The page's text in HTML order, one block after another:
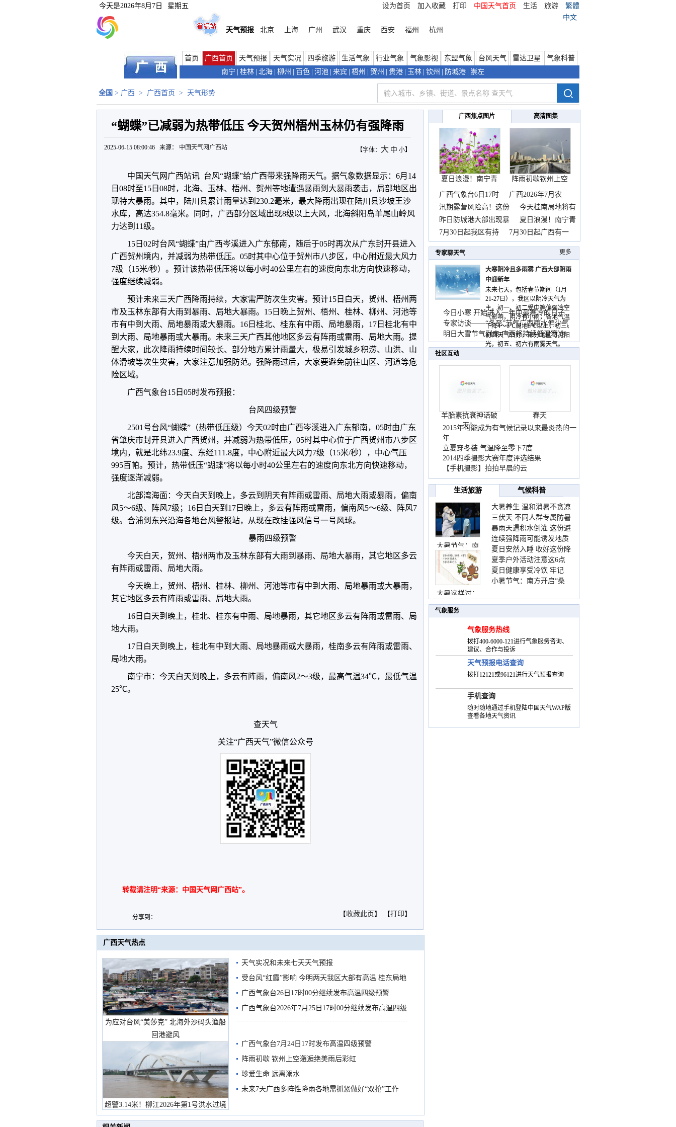
今天是2026年8月7日 星期五 设为首页 加入收藏 打印 中国天气首页 生活 旅游
繁體
中文
天气预报
北京 上海 广州 武汉 重庆 西安 福州 杭州
首页 广西首页 天气预报 天气实况 四季旅游 生活气象 行业气象 气象影视 东盟气象 台风天气 雷达卫星
气象科普
南宁
桂林 北海 柳州 百色 河池 来宾 梧州 贺州 贵港 玉林 钦州 防城港 崇左
全国 > 广西 > 广西首页 > 天气形势
“蝴蝶”已减弱为热带低压 今天贺州梧州玉林仍有强降雨
【字体： 大 中 小】
2025-06-15 08:00:46 来源： 中国天气网广西站
中国天气网广西站讯 台风“蝴蝶”给广西带来强降雨天气。据气象数据显示：6月14
日08时至15日08时，北海、玉林、梧州、贺州等地遭遇暴雨到大暴雨袭击，局部地区出
现特大暴雨。其中，陆川县累计雨量达到230.2毫米，最大降雨出现在陆川县沙坡王沙
水库，高达354.8毫米。同时，广西部分区域出现8级以上大风，北海斜阳岛羊尾山岭风
力达到11级。
15日02时台风“蝴蝶”由广西岑溪进入广东郁南，随后于05时再次从广东封开县进入
广西贺州境内，并减弱为热带低压。05时其中心位于贺州市八步区，中心附近最大风力
7级（15米/秒）。预计该热带低压将以每小时40公里左右的速度向东北方向快速移动，
强度继续减弱。
预计未来三天广西降雨持续，大家需严防次生灾害。预计15日白天，贺州、梧州两
市及玉林东部有大雨到暴雨、局地大暴雨。15日晚上贺州、梧州、桂林、柳州、河池等
市有中到大雨、局地暴雨或大暴雨。16日桂北、桂东有中雨、局地暴雨，17日桂北有中
到大雨、局地暴雨或大暴雨。未来三天广西其他地区多云有阵雨或雷雨、局地大雨。提
醒大家，此次降雨持续时间较长、部分地方累计雨量大，极易引发城乡积涝、山洪、山
体滑坡等次生灾害，大家注意加强防范。强降雨过后，大家要避免前往山区、河道等危
险区域。
广西气象台15日05时发布预报：
台风四级预警
2501号台风“蝴蝶”（热带低压级）今天02时由广西岑溪进入广东郁南，05时由广东
省肇庆市封开县进入广西贺州，并减弱为热带低压，05时其中心位于广西贺州市八步区
境内，就是北纬23.9度、东经111.8度，中心附近最大风力7级（15米/秒），中心气压
995百帕。预计，热带低压“蝴蝶”将以每小时40公里左右的速度向东北方向快速移动，
强度逐渐减弱。
北部湾海面：今天白天到晚上，多云到阴天有阵雨或雷雨、局地大雨或暴雨，偏南
风5～6级、阵风7级；16日白天到17日晚上，多云有阵雨或雷雨，偏南风5～6级、阵风7
级。合浦到东兴沿海各地台风警报站，从现在改挂强风信号一号风球。
暴雨四级预警
今天白天，贺州、梧州两市及玉林东部有大雨到暴雨、局地大暴雨，其它地区多云
有阵雨或雷雨、局地大雨。
今天晚上，贺州、梧州、桂林、柳州、河池等市有中到大雨、局地暴雨或大暴雨，
其它地区多云有阵雨或雷雨、局地大雨。
16日白天到晚上，桂北、桂东有中雨、局地暴雨，其它地区多云有阵雨或雷雨、局
地大雨。
17日白天到晚上，桂北有中到大雨、局地暴雨或大暴雨，桂南多云有阵雨或雷雨、
局地大雨。
南宁市：今天白天到晚上，多云有阵雨，偏南风2～3级，最高气温34℃，最低气温
25℃。
查天气
关注“广西天气”微信公众号
转载请注明“来源：中国天气网广西站”。
分享到： 【收藏此页 】 【打印】
广西天气热点
为应对台风“美莎克” 北海外沙码头渔船
回港避风
超警3.14米！柳江2026年第1号洪水过境
市民在堤岸见证汛况
天气实况和未来七天天气预报
受台风“红霞”影响 今明两天我区大部有高温 桂东局地
有较强降雨
广西气象台26日17时00分继续发布高温四级预警
广西气象台2026年7月25日17时00分继续发布高温四级
预警
广西气象台7月24日17时发布高温四级预警
阵雨初歇 钦州上空邂逅绝美雨后彩虹
珍爱生命 远离溺水
未来7天广西多阵性降雨各地需抓紧做好“双抢”工作
广西焦点图片 高清图集
夏日浪漫！南宁青
秀山
阵雨初歇钦州上空
邂逅
广西气象台6日17时
广西2026年7月农
汛期露营风险高！这份
今天桂南局地将有
暴雨
昨日防城港大部出现暴
夏日浪漫！南宁青
秀山
7月30日起我区有持 7月30日起广西有一
专家聊天气 更多
大寒阴冷且多雨雾 广西大部阴雨
中迎新年
未来七天，包括春节期间（1月
21-27日），我区以阴冷天气为
主，初一、初二受中等偏强冷空
气影响，阴冷有小雨，各地气温
下降4～6℃局地8℃以上，初三、
初四天气转好，部分地区可见阳
光，初五、初六有雨雾天气。
今日小寒 开始进入一年中最寒冷的日子
专家访谈——“冬至”节气广西雨水偏少气
温低
明日大雪节气到来 广西将持续低温寒冷
天气
社区互动
羊胎素抗衰神话破
灭！
春天
2015年可能成为有气候记录以来最炎热的一
年
立夏穿冬装 气温降至零下7度
2014四季摄影大赛年度评选结果
【手机摄影】拍拍早晨的云
生活旅游 气候科普
大暑节气：南
大暑这样过：
大暑养生 温和消暑不贪凉
三伏天 不同人群专属防暑
要点请收好
暴雨天遇积水倒灌 这份避
险提示请收好
连续强降雨可能诱发地质
灾害 这些前兆要知道
夏日安然入睡 收好这份降
温小贴士
夏季户外活动注意这6点
防暑健身两不误
夏日健康享受冷饮 牢记
“两注意一控制”
小暑节气：南方开启“桑
季
气象服务
气象服务热线
拨打400-6000-121进行气象服务咨询、
建议、合作与投诉
天气预报电话查询
拨打12121或96121进行天气预报查询
手机查询
随时随地通过手机登陆中国天气WAP版
查看各地天气资讯